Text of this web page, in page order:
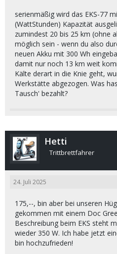
serienmäßig wird das EKS-77
(WattStunden) Kapazität
zumindest 20 bis 25 km (ohne
möglich sein - wenn du also
neuen Akku mit 300 Wh
damit nur noch 13 km weit
Kälte derart in die Knie geht,
Werkstätte abgezogen. Was
Tausch' bezahlt?
Hetti
Trittbrettfahrer
24. Juli 2025
175,--, bin aber bei unseren
gekommen mit einem Doc
Beschreibung beim EKS steht
wieder 350 W. Ich habe jetzt
bin hochzufrieden!